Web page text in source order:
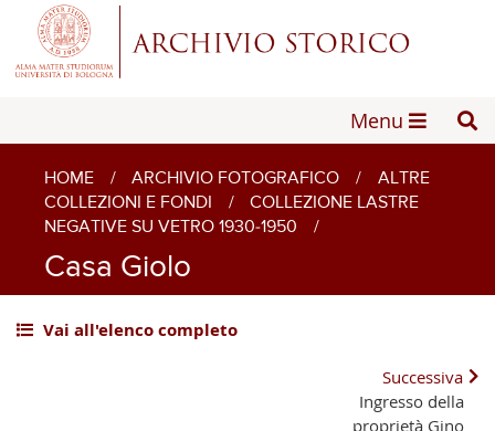
Menu
HOME / ARCHIVIO FOTOGRAFICO /
ALTRE
COLLEZIONI E FONDI
/
COLLEZIONE LASTRE
NEGATIVE SU VETRO 1930-1950
/
Casa Giolo
Vai all'elenco completo
Successiva
Ingresso della
proprietà Gino